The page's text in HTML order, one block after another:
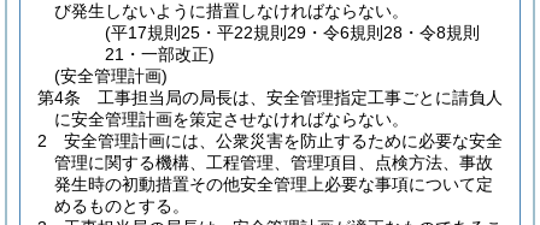
び発生しないように措置しなければならない。
(平17規則25・平22規則29・令6規則28・令8規則
21・一部改正)
(安全管理計画)
第4条
工事担当局の局長は、安全管理指定工事ごとに請負人
に安全管理計画を策定させなければならない。
2
安全管理計画には、公衆災害を防止するために必要な安全
管理に関する機構、工程管理、管理項目、点検方法、事故
発生時の初動措置その他安全管理上必要な事項について定
めるものとする。